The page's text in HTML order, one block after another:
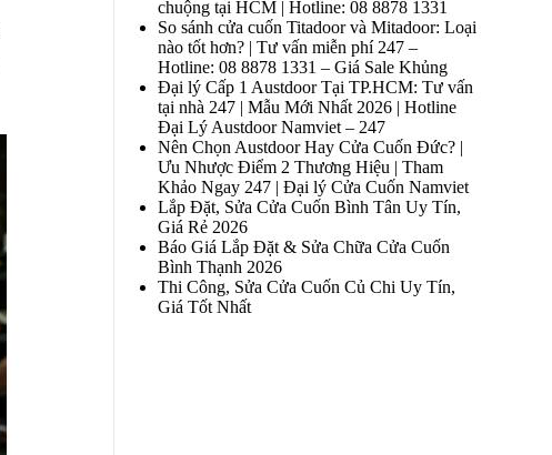
chuộng tại HCM | Hotline: 08 8878 1331
So sánh cửa cuốn Titadoor và Mitadoor: Loại
nào tốt hơn? | Tư vấn miễn phí 247 –
Hotline: 08 8878 1331 – Giá Sale Khủng
Đại lý Cấp 1 Austdoor Tại TP.HCM: Tư vấn
tại nhà 247 | Mẫu Mới Nhất 2026 | Hotline
Đại Lý Austdoor Namviet – 247
Nên Chọn Austdoor Hay Cửa Cuốn Đức? |
Ưu Nhược Điểm 2 Thương Hiệu | Tham
Khảo Ngay 247 | Đại lý Cửa Cuốn Namviet
Lắp Đặt, Sửa Cửa Cuốn Bình Tân Uy Tín,
Giá Rẻ 2026
Báo Giá Lắp Đặt & Sửa Chữa Cửa Cuốn
Bình Thạnh 2026
Thi Công, Sửa Cửa Cuốn Củ Chi Uy Tín,
Giá Tốt Nhất